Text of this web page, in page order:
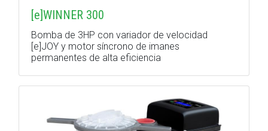
[e]WINNER 300
Bomba de 3HP con variador de velocidad
[e]JOY y motor síncrono de imanes
permanentes de alta eficiencia